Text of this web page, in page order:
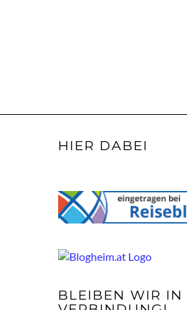
HIER DABEI
BLEIBEN WIR IN